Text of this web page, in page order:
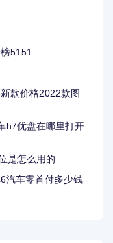
5151
款价格2022款图
h7优盘在哪里打开
是怎么用的
汽车零首付多少钱